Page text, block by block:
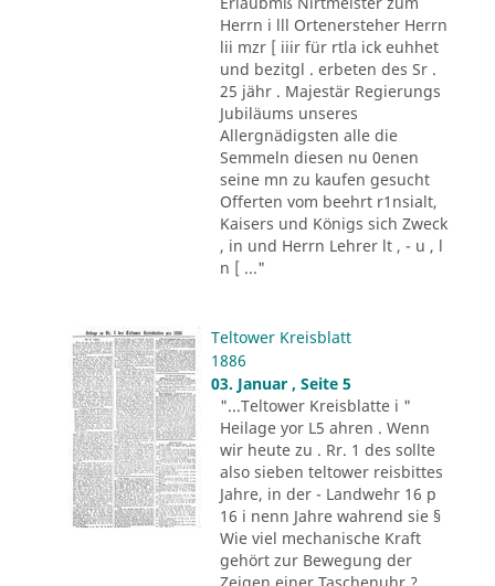
Herrn i lll Ortenersteher Herrn
lii mzr [ iiir für rtla ick euhhet
und bezitgl . erbeten des Sr .
25 jähr . Majestär Regierungs
Jubiläums unseres
Allergnädigsten alle die
Semmeln diesen nu 0enen
seine mn zu kaufen gesucht
Offerten vom beehrt r1nsialt,
Kaisers und Königs sich Zweck
, in und Herrn Lehrer lt , - u , l
n [ ..."
Teltower Kreisblatt
1886
03. Januar , Seite 5
"...Teltower Kreisblatte i "
Heilage yor L5 ahren . Wenn
wir heute zu . Rr. 1 des sollte
also sieben teltower reisbittes
Jahre, in der - Landwehr 16 p
16 i nenn Jahre wahrend sie §
Wie viel mechanische Kraft
gehört zur Bewegung der